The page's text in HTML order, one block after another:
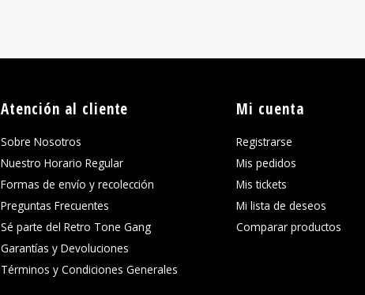
Atención al cliente
Sobre Nosotros
Nuestro Horario Regular
Formas de envío y recolección
Preguntas Frecuentes
Sé parte del Retro Tone Gang
Garantías y Devoluciones
Términos y Condiciones Generales
Mi cuenta
Registrarse
Mis pedidos
Mis tickets
Mi lista de deseos
Comparar productos